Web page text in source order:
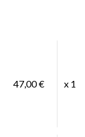
47,00 € x 1